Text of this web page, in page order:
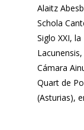
Alaitz
Schola
Siglo XXI,
Cámara
Quart de
(Asturias),